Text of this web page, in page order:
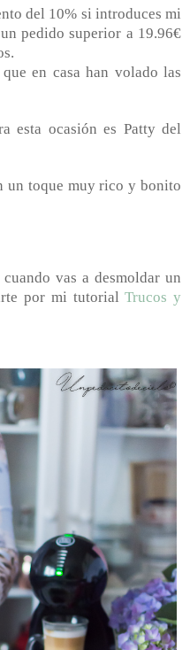
del 10% si introduces mi
pedido superior a 19.96€
en casa han volado las
esta ocasión es Patty del
un toque muy rico y bonito
vas a desmoldar un
por mi tutorialTrucos y